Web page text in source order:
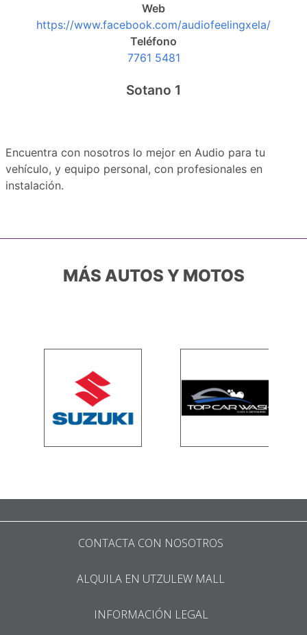
Web
https://www.facebook.com/audiofeelingxela/
Teléfono
7761 5481
Sotano 1
Encuentra con nosotros lo mejor en Audio para tu
vehículo, y equipo personal, con profesionales en
instalación.
MÁS AUTOS Y MOTOS
CONTACTA CON NOSOTROS
ALQUILA EN UTZULEW MALL
INFORMACIÓN LEGAL